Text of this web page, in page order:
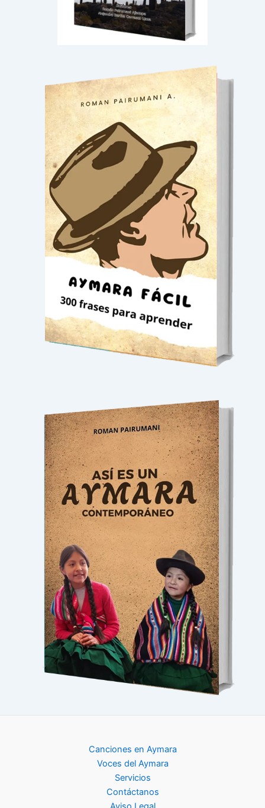
Canciones en Aymara
Voces del Aymara
Servicios
Contáctanos